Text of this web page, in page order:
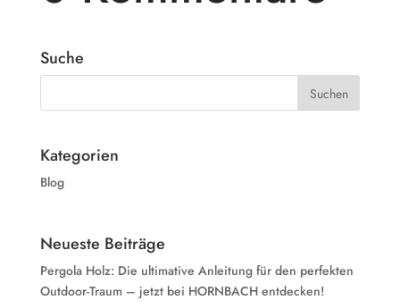
Suche
Kategorien
Blog
Neueste Beiträge
Pergola Holz: Die ultimative Anleitung für den perfekten
Outdoor-Traum – jetzt bei HORNBACH entdecken!